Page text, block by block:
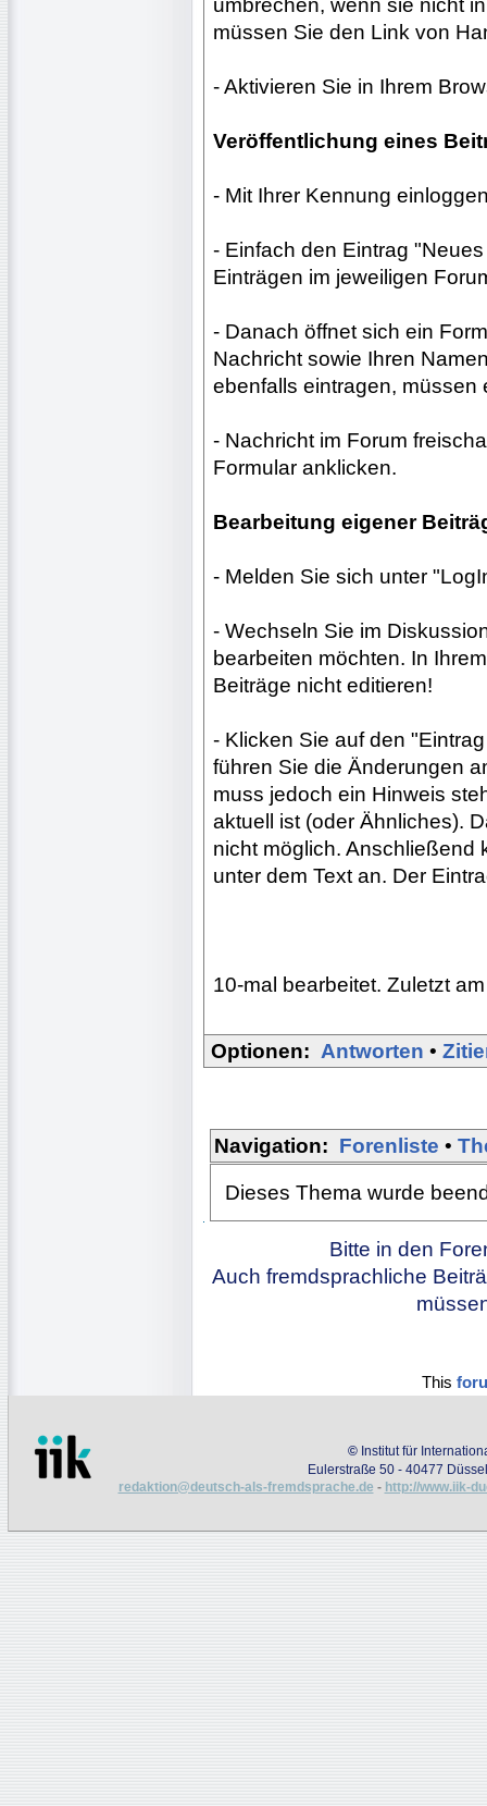
umbrechen, wenn sie nicht
müssen Sie den Link von
- Aktivieren Sie in Ihrem
Veröffentlichung eines
- Mit Ihrer Kennung
- Einfach den Eintrag
Einträgen im jeweiligen
- Danach öffnet sich ein
Nachricht sowie Ihren
ebenfalls eintragen, müssen
- Nachricht im Forum
Formular anklicken.
Bearbeitung eigener
- Melden Sie sich unter
- Wechseln Sie im
bearbeiten möchten. In
Beiträge nicht editieren!
- Klicken Sie auf den
führen Sie die Änderungen
muss jedoch ein Hinweis
aktuell ist (oder Ähnliches).
nicht möglich. Anschließend
unter dem Text an. Der
10-mal bearbeitet. Zuletzt
Optionen: Antworten •
Navigation: Forenliste •
Dieses Thema wurde
Bitte in den
Auch fremdsprachliche
This
© Institut für
Eulerstraße 50 - 40477
redaktion@deutsch-als-fremdsprache.de - http://www.iik-